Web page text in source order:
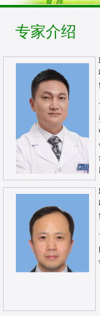
专家介绍